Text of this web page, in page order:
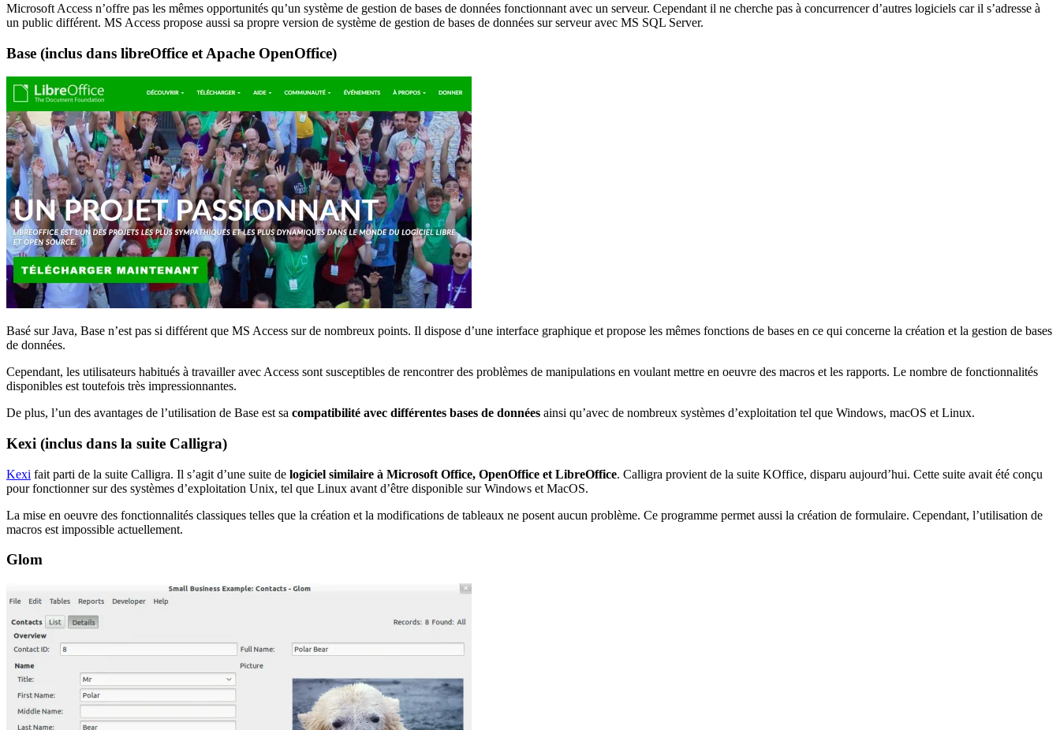
Microsoft Access n’offre pas les mêmes opportunités qu’un système de gestion de bases de données fonctionnant avec un serveur. Cependant il ne cherche pas à concurrencer d’autres logiciels car il s’adresse à
un public différent. MS Access propose aussi sa propre version de système de gestion de bases de données sur serveur avec MS SQL Server.
Base (inclus dans libreOffice et Apache OpenOffice)
Basé sur Java, Base n’est pas si différent que MS Access sur de nombreux points. Il dispose d’une interface graphique et propose les mêmes fonctions de bases en ce qui concerne la création et la gestion de bases
de données.
Cependant, les utilisateurs habitués à travailler avec Access sont susceptibles de rencontrer des problèmes de manipulations en voulant mettre en oeuvre des macros et les rapports. Le nombre de fonctionnalités
disponibles est toutefois très impressionnantes.
De plus, l’un des avantages de l’utilisation de Base est sa compatibilité avec différentes bases de données ainsi qu’avec de nombreux systèmes d’exploitation tel que Windows, macOS et Linux.
Kexi (inclus dans la suite Calligra)
Kexi fait parti de la suite Calligra. Il s’agit d’une suite de logiciel similaire à Microsoft Office, OpenOffice et LibreOffice. Calligra provient de la suite KOffice, disparu aujourd’hui. Cette suite avait été conçu
pour fonctionner sur des systèmes d’exploitation Unix, tel que Linux avant d’être disponible sur Windows et MacOS.
La mise en oeuvre des fonctionnalités classiques telles que la création et la modifications de tableaux ne posent aucun problème. Ce programme permet aussi la création de formulaire. Cependant, l’utilisation de
macros est impossible actuellement.
Glom